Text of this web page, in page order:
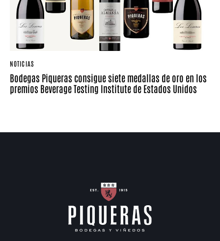
NOTICIAS
Bodegas Piqueras consigue siete medallas de oro en los
premios Beverage Testing Institute de Estados Unidos